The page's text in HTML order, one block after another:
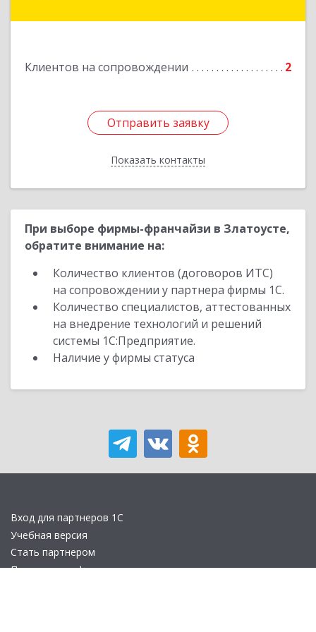
Клиентов на сопровождении 2
Отправить заявку
Показать контакты
Отправить заявку
Назад
При выборе фирмы-франчайзи в Златоусте,
обратите внимание на:
Количество клиентов (договоров ИТС)
на сопровождении у партнера фирмы 1С.
Количество специалистов, аттестованных
на внедрение технологий и решений
системы 1С:Предприятие.
Наличие у фирмы статуса
Вход для партнеров 1С
Учебная версия
Стать партнером
Политика конфиденциальности